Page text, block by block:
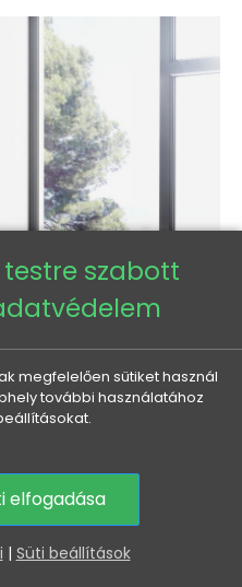
fekete + INGYENES topper
Ár
360 010 Ft
szabott
megfelelően sütiket használ
további használatához
elfogadása
| Süti beállítások